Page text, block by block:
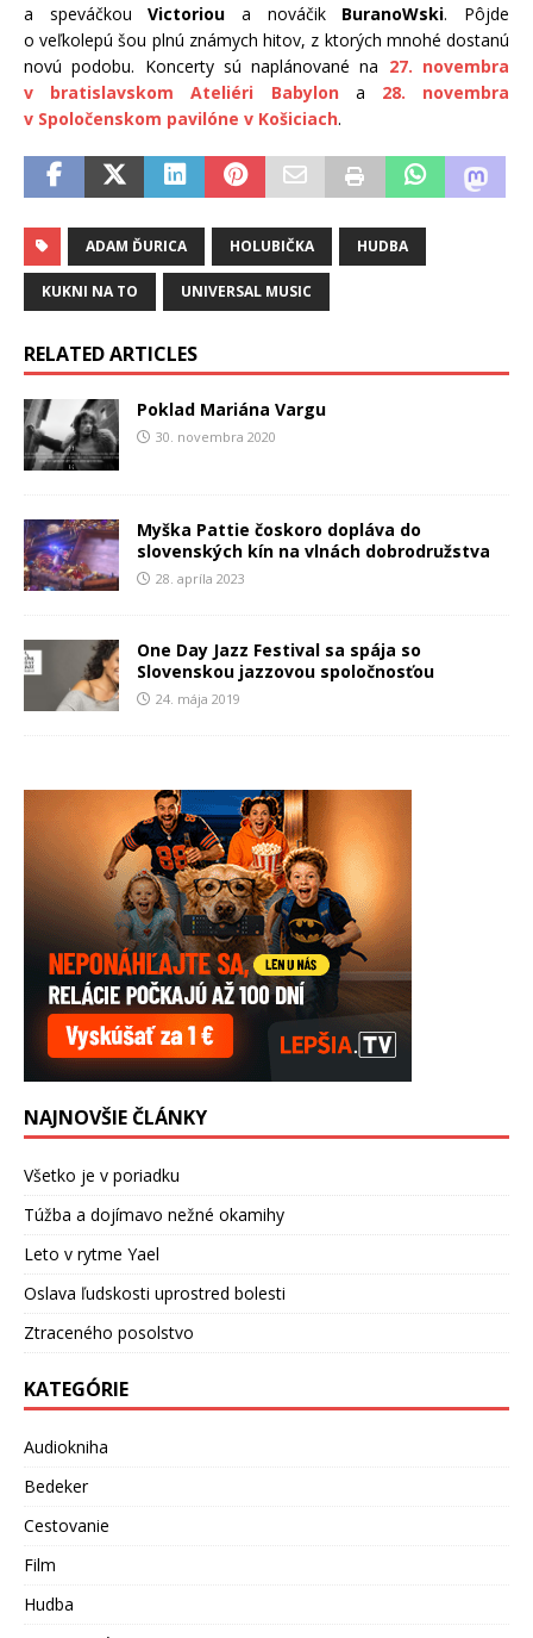
a speváčkouVictoriou a nováčik BuranoWski. Pôjde
o veľkolepú šou plnú známych hitov, z ktorých mnohé dostanú
novú podobu. Koncerty sú naplánované na 27. novembra
v bratislavskom Ateliéri Babylon a 28. novembra
v Spoločenskom pavilóne v Košiciach.
ADAM ĎURICA HOLUBIČKA HUDBA
KUKNI NA TO UNIVERSAL MUSIC
RELATED ARTICLES
Poklad Mariána Vargu
30. novembra 2020
Myška Pattie čoskoro dopláva do
slovenských kín na vlnách dobrodružstva
28. apríla 2023
One Day Jazz Festival sa spája so
Slovenskou jazzovou spoločnosťou
24. mája 2019
NAJNOVŠIE ČLÁNKY
Všetko je v poriadku
Túžba a dojímavo nežné okamihy
Leto v rytme Yael
Oslava ľudskosti uprostred bolesti
Ztraceného posolstvo
KATEGÓRIE
Audiokniha
Bedeker
Cestovanie
Film
Hudba